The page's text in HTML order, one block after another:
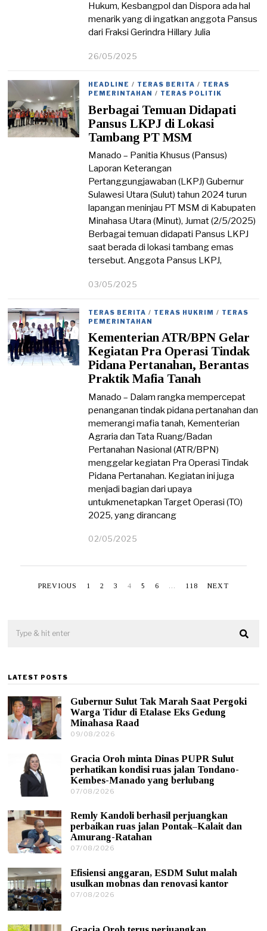
Hukum, Kesbangpol dan Dispora ada hal
menarik yang di ingatkan anggota Pansus
dari Fraksi Gerindra Hillary Julia
26/05/2025
0
/
2
2
5
HEADLINE / TERAS BERITA / TERAS
PEMERINTAHAN / TERAS POLITIK
Berbagai Temuan Didapati
Pansus LKPJ di Lokasi
Tambang PT MSM
Manado – Panitia Khusus (Pansus)
Laporan Keterangan
Pertanggungjawaban (LKPJ) Gubernur
Sulawesi Utara (Sulut) tahun 2024 turun
lapangan meninjau PT MSM di Kabupaten
Minahasa Utara (Minut), Jumat (2/5/2025)
Berbagai temuan didapati Pansus LKPJ
saat berada di lokasi tambang emas
tersebut. Anggota Pansus LKPJ,
03/05/2025
0
/
2
2
5
TERAS BERITA / TERAS HUKRIM / TERAS
PEMERINTAHAN
Kementerian ATR/BPN Gelar
Kegiatan Pra Operasi Tindak
Pidana Pertanahan, Berantas
Praktik Mafia Tanah
Manado – Dalam rangka mempercepat
penanganan tindak pidana pertanahan dan
memerangi mafia tanah, Kementerian
Agraria dan Tata Ruang/Badan
Pertanahan Nasional (ATR/BPN)
menggelar kegiatan Pra Operasi Tindak
Pidana Pertanahan. Kegiatan ini juga
menjadi bagian dari upaya
untukmenetapkan Target Operasi (TO)
2025, yang dirancang
02/05/2025
5
PREVIOUS 1 2 3 4 5 6 … 118 NEXT
LATEST POSTS
Gubernur Sulut Tak Marah Saat Pergoki
Warga Tidur di Etalase Eks Gedung
Minahasa Raad
09/08/2026
0
8
/
6
Gracia Oroh minta Dinas PUPR Sulut
perhatikan kondisi ruas jalan Tondano-
Kembes-Manado yang berlubang
07/08/2026
0
8
/
6
Remly Kandoli berhasil perjuangkan
perbaikan ruas jalan Pontak–Kalait dan
Amurang-Ratahan
07/08/2026
0
8
Efisiensi anggaran, ESDM Sulut malah
usulkan mobnas dan renovasi kantor
07/08/2026